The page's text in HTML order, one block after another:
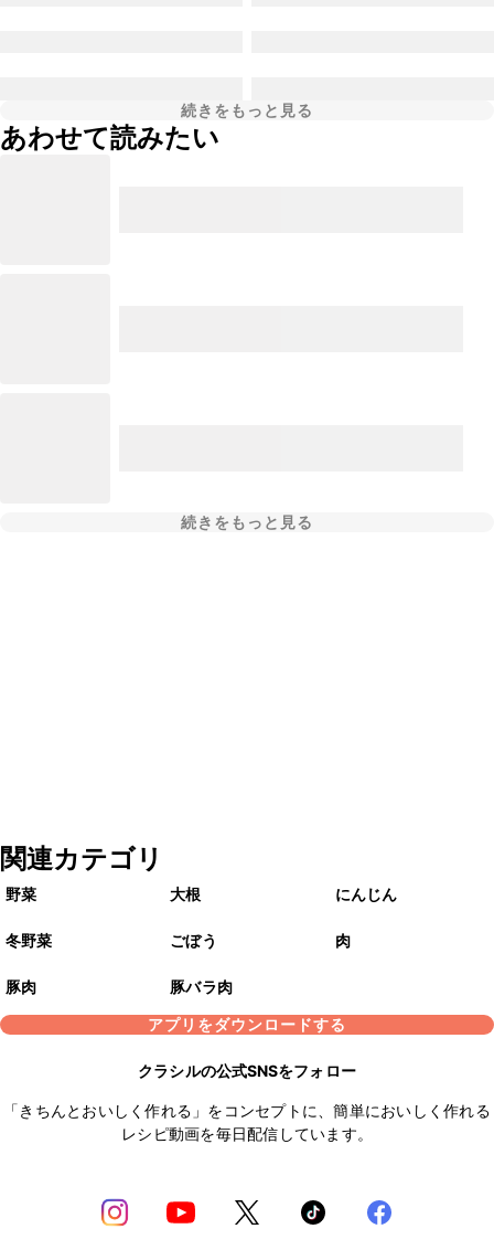
続きをもっと見る
あわせて読みたい
続きをもっと見る
関連カテゴリ
野菜 大根 にんじん
冬野菜 ごぼう 肉
豚肉
豚バラ肉
アプリをダウンロードする
クラシルの公式SNSをフォロー
「きちんとおいしく作れる」をコンセプトに、簡単においしく作れる
レシピ動画を毎日配信しています。